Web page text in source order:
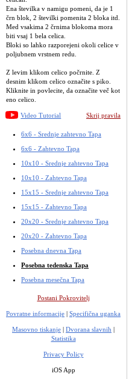
Ena številka v namigu pomeni, da je 1
črn blok, 2 številki pomenita 2 bloka itd.
Med vsakima 2 črnima blokoma mora
biti vsaj 1 bela celica.
Bloki so lahko razporejeni okoli celice v
poljubnem vrstnem redu.
Z levim klikom celico počrnite. Z
desnim klikom celico označite s piko.
Kliknite in povlecite, da označite več kot
eno celico.
Video Tutorial Skrij pravila
6x6 - Srednje zahtevno Tapa
6x6 - Zahtevno Tapa
10x10 - Srednje zahtevno Tapa
10x10 - Zahtevno Tapa
15x15 - Srednje zahtevno Tapa
15x15 - Zahtevno Tapa
20x20 - Srednje zahtevno Tapa
20x20 - Zahtevno Tapa
Posebna dnevna Tapa
Posebna tedenska Tapa
Posebna mesečna Tapa
Postani Pokrovitelj
Povratne informacije | Specifična uganka
Masovno tiskanje | Dvorana slavnih |
Statistika
Privacy Policy
iOS App